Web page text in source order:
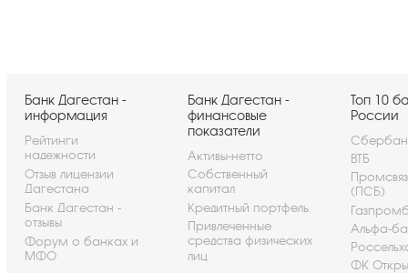
Банк Дагестан -
информация
Рейтинги
надежности
Отзыв лицензии
Дагестана
Банк Дагестан -
отзывы
Форум о банках и
МФО
Банк Дагестан -
финансовые
показатели
Активы-нетто
Собственный
капитал
Кредитный портфель
Привлеченные
средства физических
лиц
Топ 10
России
ВТБ
(ПСБ)
Альфа-
ФК